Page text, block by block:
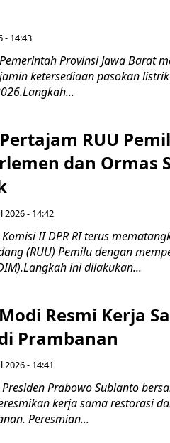
- 14:43
Pemerintah Provinsi Jawa Barat
ketersediaan pasokan
RUU
dan Ormas
2026 - 14:42
Komisi II DPR RI terus
(RUU) Pemilu dengan
ini dilakukan...
Resmi Kerja
Prambanan
2026 - 14:41
Presiden Prabowo Subianto
kerja sama restorasi
Peresmian...